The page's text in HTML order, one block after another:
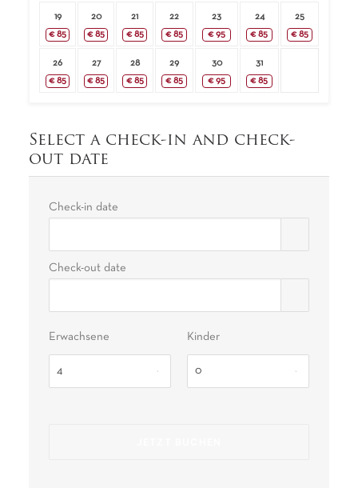
19
€ 85
20
€ 85
21
€ 85
22
€ 85
23
€ 95
24
€ 85
25
€ 85
26
€ 85
27
€ 85
28
€ 85
29
€ 85
30
€ 95
31
€ 85
Select a check-in and check-
out date
Check-in date
Check-out date
Erwachsene Kinder